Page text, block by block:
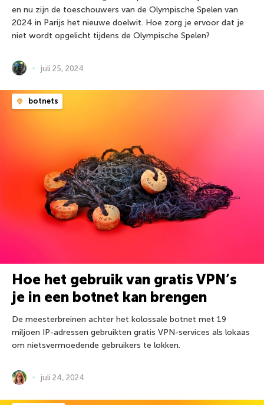
en nu zijn de toeschouwers van de Olympische Spelen van
2024 in Parijs het nieuwe doelwit. Hoe zorg je ervoor dat je
niet wordt opgelicht tijdens de Olympische Spelen?
juli 25, 2024
botnets
Hoe het gebruik van gratis VPN’s
je in een botnet kan brengen
De meesterbreinen achter het kolossale botnet met 19
miljoen IP-adressen gebruikten gratis VPN-services als lokaas
om nietsvermoedende gebruikers te lokken.
juli 24, 2024